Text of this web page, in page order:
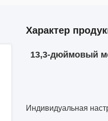
Характер
13,3-дюймовый
Индивидуальная